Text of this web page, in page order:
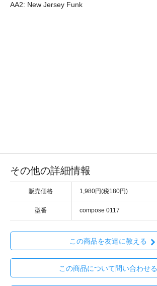
AA2: New Jersey Funk
その他の詳細情報
販売価格 1,980円(税180円)
型番 compose 0117
この商品を友達に教える
この商品について問い合わせる